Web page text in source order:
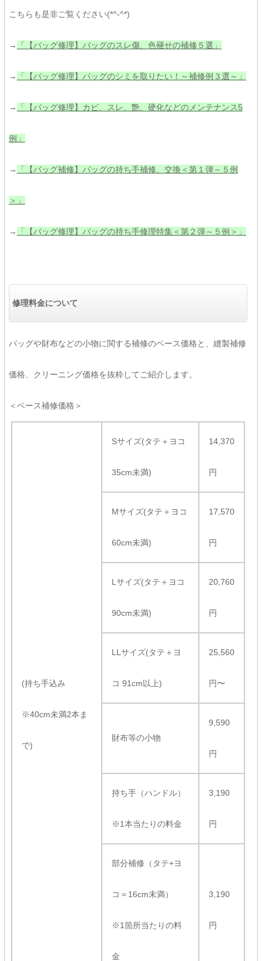
こちらも是非ご覧ください(*^-^*)
→ 「【バッグ修理】バッグのスレ傷、色褪せの補修５選」
→ 「【バッグ修理】バッグのシミを取りたい！～補修例３選～」
→ 「【バッグ修理】カビ、スレ、艶、硬化などのメンテナンス5
例」
→ 「【バッグ補修】バッグの持ち手補修、交換＜第１弾～５例
＞」
→ 「【バッグ修理】バッグの持ち手修理特集＜第２弾～５例＞」
修理料金について
バッグや財布などの小物に関する補修のベース価格と、縫製補修
価格、クリーニング価格を抜粋してご紹介します。
＜ベース補修価格＞
(持ち手込み
※40cm未満2本ま
で)
Sサイズ(タテ＋ヨコ
35cm未満)
14,370
円
Mサイズ(タテ＋ヨコ
60cm未満)
17,570
円
Lサイズ(タテ＋ヨコ
90cm未満)
20,760
円
LLサイズ(タテ＋ヨ
コ 91cm以上)
25,560
円〜
財布等の小物
9,590
円
持ち手（ハンドル）
※1本当たりの料金
3,190
円
部分補修（タテ+ヨ
コ＝16cm未満）
※1箇所当たりの料
金
3,190
円